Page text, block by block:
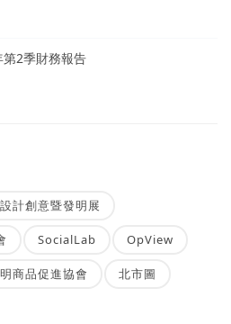
2季財務報告
計創意暨發明展
SocialLab OpView
商品促進協會 北市圖